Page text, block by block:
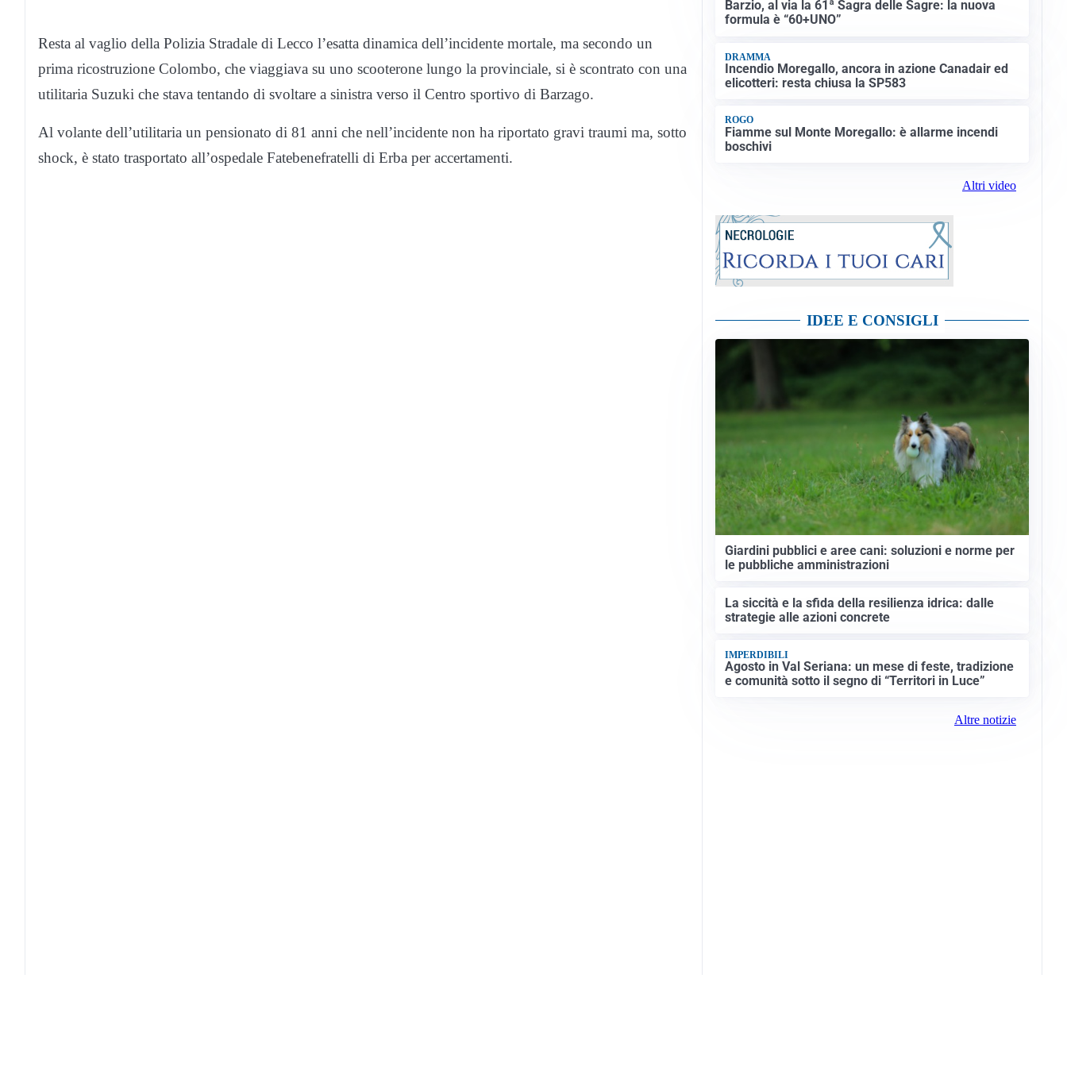
Resta al vaglio della Polizia Stradale di Lecco l’esatta dinamica dell’incidente mortale, ma secondo un
prima ricostruzione Colombo, che viaggiava su uno scooterone lungo la provinciale, si è scontrato con una
utilitaria Suzuki che stava tentando di svoltare a sinistra verso il Centro sportivo di Barzago.
Al volante dell’utilitaria un pensionato di 81 anni che nell’incidente non ha riportato gravi traumi ma, sotto
shock, è stato trasportato all’ospedale Fatebenefratelli di Erba per accertamenti.
Barzio, al via la 61ª Sagra delle Sagre: la nuova
formula è “60+UNO”
DRAMMA
Incendio Moregallo, ancora in azione Canadair ed
elicotteri: resta chiusa la SP583
ROGO
Fiamme sul Monte Moregallo: è allarme incendi
boschivi
Altri video
IDEE E CONSIGLI
Giardini pubblici e aree cani: soluzioni e norme per
le pubbliche amministrazioni
La siccità e la sfida della resilienza idrica: dalle
strategie alle azioni concrete
IMPERDIBILI
Agosto in Val Seriana: un mese di feste, tradizione
e comunità sotto il segno di “Territori in Luce”
Altre notizie